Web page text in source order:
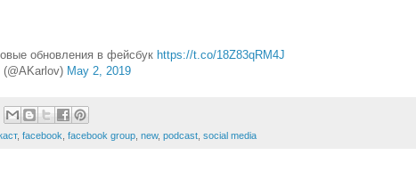
обновления в фейсбук https://t.co/18Z83qRM4J
May 2, 2019
, facebook facebook group new, podcast social media